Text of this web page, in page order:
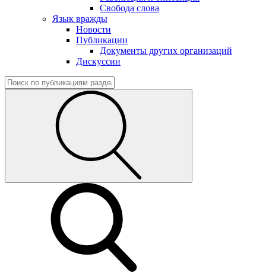
Свобода слова
Язык вражды
Новости
Публикации
Документы других организаций
Дискуссии